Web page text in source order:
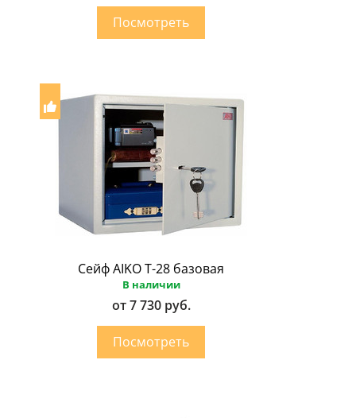
Сейф AIKO Т-28 базовая
В наличии
от 7 730 руб.